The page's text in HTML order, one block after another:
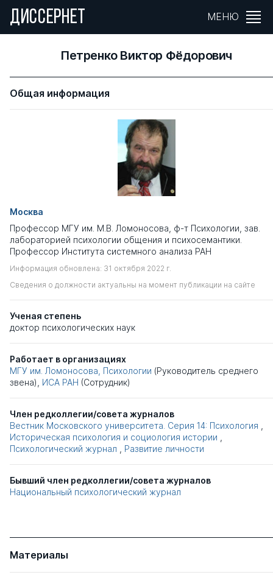
ДИССЕРНЕТ МЕНЮ
Петренко Виктор Фёдорович
Общая информация
Москва
Профессор МГУ им. М.В. Ломоносова, ф-т Психологии, зав.
лабораторией психологии общения и психосемантики.
Профессор Института системного анализа РАН
Информация обновлена: 31 октября 2022 г.
Сведения о должности актуальны на момент публикации на сайте
Ученая степень
доктор психологических наук
Работает в организациях
МГУ им. Ломоносова, Психологии (Руководитель среднего
звена), ИСА РАН (Сотрудник)
Член редколлегии/совета журналов
Вестник Московского университета. Серия 14: Психология
Историческая психология и социология истории
Психологический журнал
Развитие личности
Бывший член редколлегии/совета журналов
Национальный психологический журнал
Материалы